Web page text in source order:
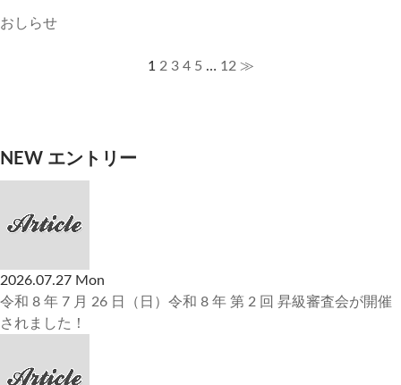
おしらせ
1 2 3 4 5 … 12 ≫
NEW エントリー
2026.07.27 Mon
令和 8 年 7 月 26 日（日）令和 8 年 第 2 回 昇級審査会が開催
されました！